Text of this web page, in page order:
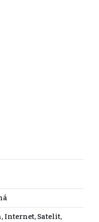
Internet, Satelit,